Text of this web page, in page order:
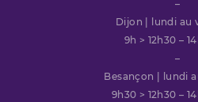
–
Dijon | lundi au
9h > 12h30 –
–
Besançon | lundi
9h30 > 12h30 –